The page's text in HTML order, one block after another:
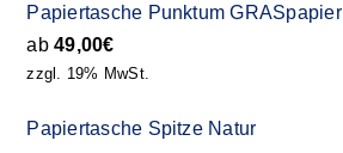
Papiertasche Punktum GRASpapier
ab49,00€
zzgl. 19% MwSt.
Papiertasche Spitze Natur